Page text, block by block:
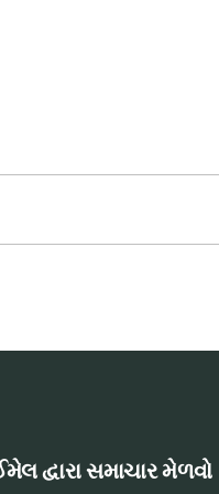
દ્વારા સમાચાર મેળવો